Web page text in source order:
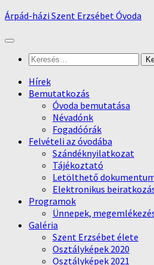
Skip
content
Árpád-házi Szent Erzsébet Óvoda
Keresés:
Hírek
Bemutatkozás
Óvoda bemutatása
Névadónk
Fogadóórák
Felvételi az óvodába
Szándéknyilatkozat
Tájékoztató
Letölthető
Elektronikus
Programok
Ünnepek,
Galéria
Szent Erzsébet élete
Osztályképek 2020
Osztályképek 2021